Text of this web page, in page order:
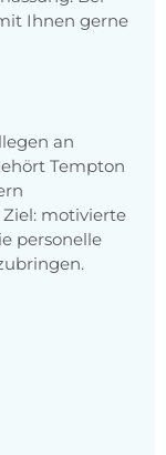
Ihnen gerne
an
Tempton
motivierte
personelle